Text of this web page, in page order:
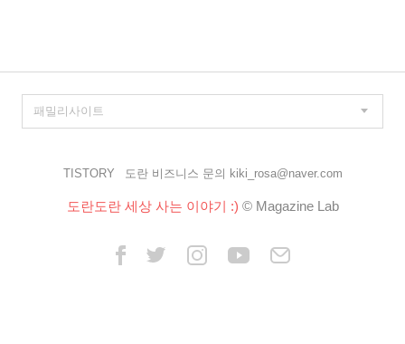
TISTORY 도란 비즈니스 문의 kiki_rosa@naver.com
도란도란 세상 사는 이야기 :) © Magazine Lab